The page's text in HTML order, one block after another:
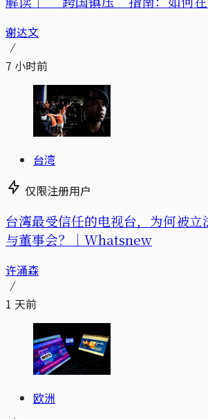
谢达文
7 小时前
台湾
仅限注册用户
台湾最受信任的电视台，为何被立
与董事会？｜Whatsnew
许涌森
1 天前
欧洲